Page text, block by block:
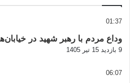
01:37
وداع مردم با رهبر شهید در
9 بازدید 15 تیر 1405
06:07